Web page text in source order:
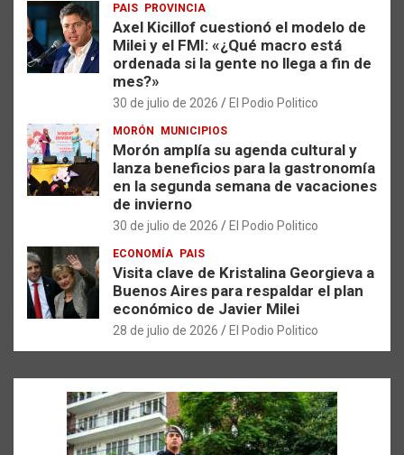
PAIS PROVINCIA
Axel Kicillof cuestionó el modelo de
Milei y el FMI: «¿Qué macro está
ordenada si la gente no llega a fin de
mes?»
30 de julio de 2026 El Podio Politico
MORÓN MUNICIPIOS
Morón amplía su agenda cultural y
lanza beneficios para la gastronomía
en la segunda semana de vacaciones
de invierno
30 de julio de 2026 El Podio Politico
ECONOMÍA PAIS
Visita clave de Kristalina Georgieva a
Buenos Aires para respaldar el plan
económico de Javier Milei
28 de julio de 2026 El Podio Politico